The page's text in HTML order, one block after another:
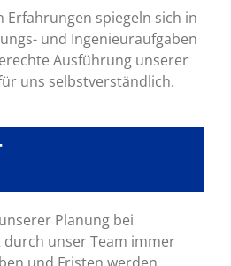
Erfahrungen spiegeln sich in
und Ingenieuraufgaben
Ausführung unserer
uns selbstverständlich.
Planung bei
unser Team immer